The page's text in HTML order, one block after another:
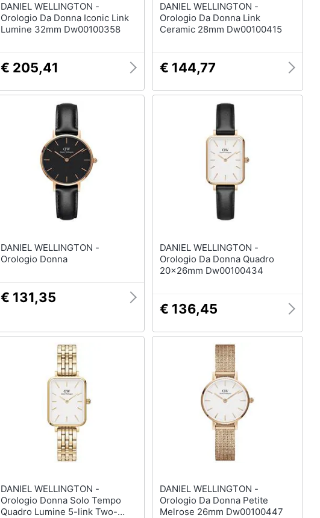
DANIEL WELLINGTON -
Orologio Da Donna Iconic Link
Lumine 32mm Dw00100358
€ 205,41
DANIEL WELLINGTON -
Orologio Da Donna Link
Ceramic 28mm Dw00100415
€ 144,77
DANIEL WELLINGTON -
Orologio Donna
€ 131,35
DANIEL WELLINGTON -
Orologio Da Donna Quadro
20x26mm Dw00100434
€ 136,45
DANIEL WELLINGTON -
Orologio Donna Solo Tempo
Quadro Lumine 5-link Two-
DANIEL WELLINGTON -
Orologio Da Donna Petite
Melrose 26mm Dw00100447